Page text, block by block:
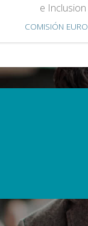
e Inclusion
COMISIÓN